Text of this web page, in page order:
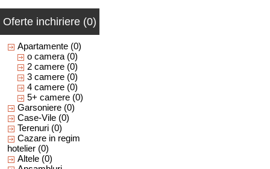
Oferte inchiriere (0)
Apartamente (0)
o camera (0)
2 camere (0)
3 camere (0)
4 camere (0)
5+ camere (0)
Garsoniere (0)
Case-Vile (0)
Terenuri (0)
Cazare in regim
hotelier (0)
Altele (0)